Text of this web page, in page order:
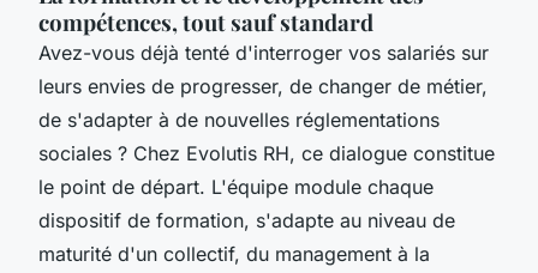
compétences, tout sauf standard
Avez-vous déjà tenté d'interroger vos salariés sur
leurs envies de progresser, de changer de métier,
de s'adapter à de nouvelles réglementations
sociales ? Chez Evolutis RH, ce dialogue constitue
le point de départ. L'équipe module chaque
dispositif de formation, s'adapte au niveau de
maturité d'un collectif, du management à la